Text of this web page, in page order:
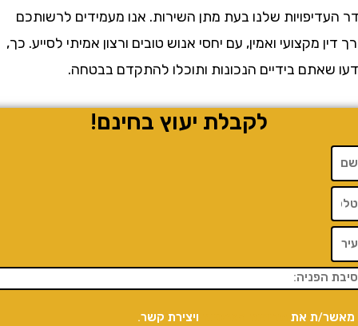
שלנו בעת מתן השירות. אנו מעמידים לרשותכם
מקצועי ואמין, עם יחסי אנוש טובים ורצון אמיתי לסייע. כך,
בידיים הנכונות ותוכלו להתקדם בבטחה.
לקבלת יעוץ בחינם!
ת אתמדיניות הפרטיות ויצירת קשר.